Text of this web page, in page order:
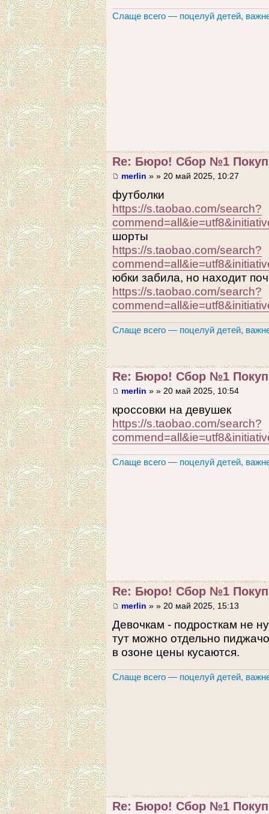
Слаще всего — поцелуй детей,
Re: Бюро! Сбор №1
merlin » » 20 май 2025, 10:27
футболки
https://s.taobao.com/search?
шорты
https://s.taobao.com/search?
юбки забила, но находит
https://s.taobao.com/search?
Слаще всего — поцелуй детей,
Re: Бюро! Сбор №1
merlin » » 20 май 2025, 10:54
кроссовки на девушек
https://s.taobao.com/search?
Слаще всего — поцелуй детей,
Re: Бюро! Сбор №1
merlin » » 20 май 2025, 15:13
Девочкам - подросткам не
тут можно отдельно
в озоне цены кусаются.
Слаще всего — поцелуй детей,
Re: Бюро! Сбор №1